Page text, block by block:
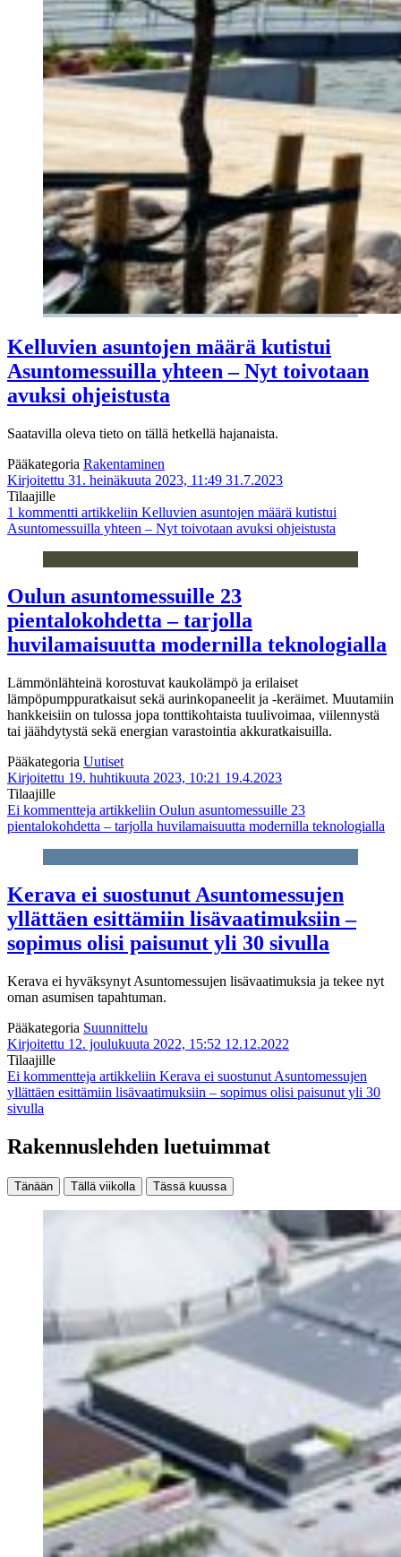
Kelluvien asuntojen määrä kutistui
Asuntomessuilla yhteen – Nyt toivotaan
avuksi ohjeistusta
Saatavilla oleva tieto on tällä hetkellä hajanaista.
Pääkategoria Rakentaminen
Kirjoitettu 31. heinäkuuta 2023, 11:49 31.7.2023
Tilaajille
1 kommentti artikkeliin Kelluvien asuntojen määrä kutistui
Asuntomessuilla yhteen – Nyt toivotaan avuksi ohjeistusta
Oulun asuntomessuille 23
pientalokohdetta – tarjolla
huvilamaisuutta modernilla teknologialla
Lämmönlähteinä korostuvat kaukolämpö ja erilaiset
lämpöpumppuratkaisut sekä aurinkopaneelit ja -keräimet. Muutamiin
hankkeisiin on tulossa jopa tonttikohtaista tuulivoimaa, viilennystä
tai jäähdytystä sekä energian varastointia akkuratkaisuilla.
Pääkategoria Uutiset
Kirjoitettu 19. huhtikuuta 2023, 10:21 19.4.2023
Tilaajille
Ei kommentteja artikkeliin Oulun asuntomessuille 23
pientalokohdetta – tarjolla huvilamaisuutta modernilla teknologialla
Kerava ei suostunut Asuntomessujen
yllättäen esittämiin lisävaatimuksiin –
sopimus olisi paisunut yli 30 sivulla
Kerava ei hyväksynyt Asuntomessujen lisävaatimuksia ja tekee nyt
oman asumisen tapahtuman.
Pääkategoria Suunnittelu
Kirjoitettu 12. joulukuuta 2022, 15:52 12.12.2022
Tilaajille
Ei kommentteja artikkeliin Kerava ei suostunut Asuntomessujen
yllättäen esittämiin lisävaatimuksiin – sopimus olisi paisunut yli 30
sivulla
Rakennuslehden luetuimmat
Tänään Tällä viikolla Tässä kuussa